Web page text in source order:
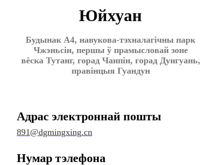
Юйхуан
Будынак А4, навукова-тэхналагічны парк
Чжэньсін, першы ў прамысловай зоне
вёска Тутанг, горад Чанпін, горад Дунгуань,
правінцыя Гуандун
Адрас электроннай пошты
891@dgmingxing.cn
Нумар тэлефона